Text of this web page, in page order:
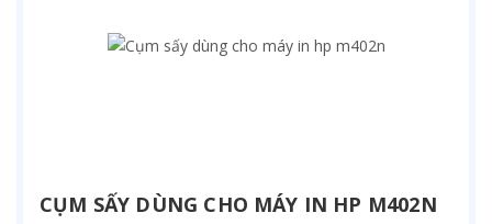
CỤM SẤY DÙNG CHO MÁY IN HP M402N